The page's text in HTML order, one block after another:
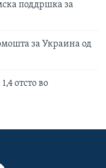
поддршка за
за Украина од
отсто во